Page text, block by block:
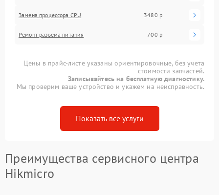
Замена процессора CPU 3480 р
Ремонт разъема питания 700 р
Цены в прайс-листе указаны ориентировочные, без учета
стоимости запчастей.
Записывайтесь на бесплатную диагностику.
Мы проверим ваше устройство и укажем на неисправность.
Показать все услуги
Преимущества сервисного центра
Hikmicro